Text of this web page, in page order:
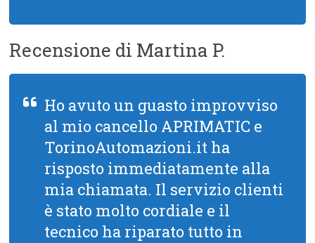
Recensione di Martina P.
Ho avuto un guasto improvviso
al mio cancello APRIMATIC e
TorinoAutomazioni.it ha
risposto immediatamente alla
mia chiamata. Il servizio clienti
è stato molto cordiale e il
tecnico ha riparato tutto in